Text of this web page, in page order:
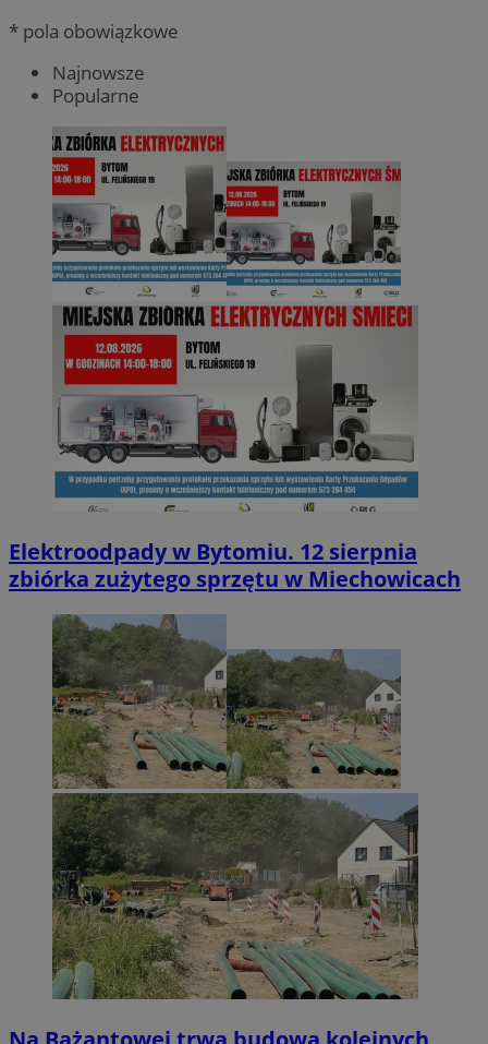
* pola obowiązkowe
Najnowsze
Popularne
Elektroodpady w Bytomiu. 12 sierpnia
zbiórka zużytego sprzętu w Miechowicach